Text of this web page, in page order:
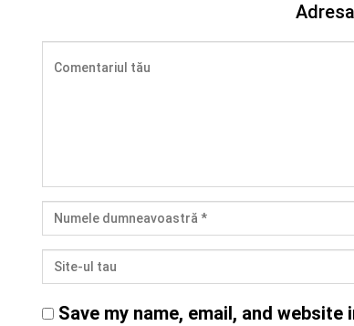
Save my name, email, and